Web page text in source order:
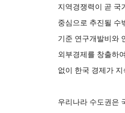
지역경쟁력이 곧 국
중심으로 추진될 수
기준 연구개발비와
외부경제를 창출하
없이 한국 경제가
우리나라 수도권은